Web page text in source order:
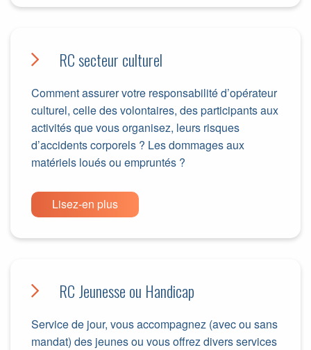
RC secteur culturel
Comment assurer votre responsabilité d’opérateur
culturel, celle des volontaires, des participants aux
activités que vous organisez, leurs risques
d’accidents corporels ? Les dommages aux
matériels loués ou empruntés ?
Lisez-en plus
RC Jeunesse ou Handicap
Service de jour, vous accompagnez (avec ou sans
mandat) des jeunes ou vous offrez divers services